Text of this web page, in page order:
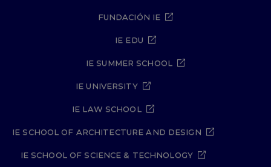
FUNDACIÓN IE
IE EDU
IE SUMMER SCHOOL
IE UNIVERSITY
IE LAW SCHOOL
IE SCHOOL OF ARCHITECTURE AND DESIGN
IE SCHOOL OF SCIENCE & TECHNOLOGY